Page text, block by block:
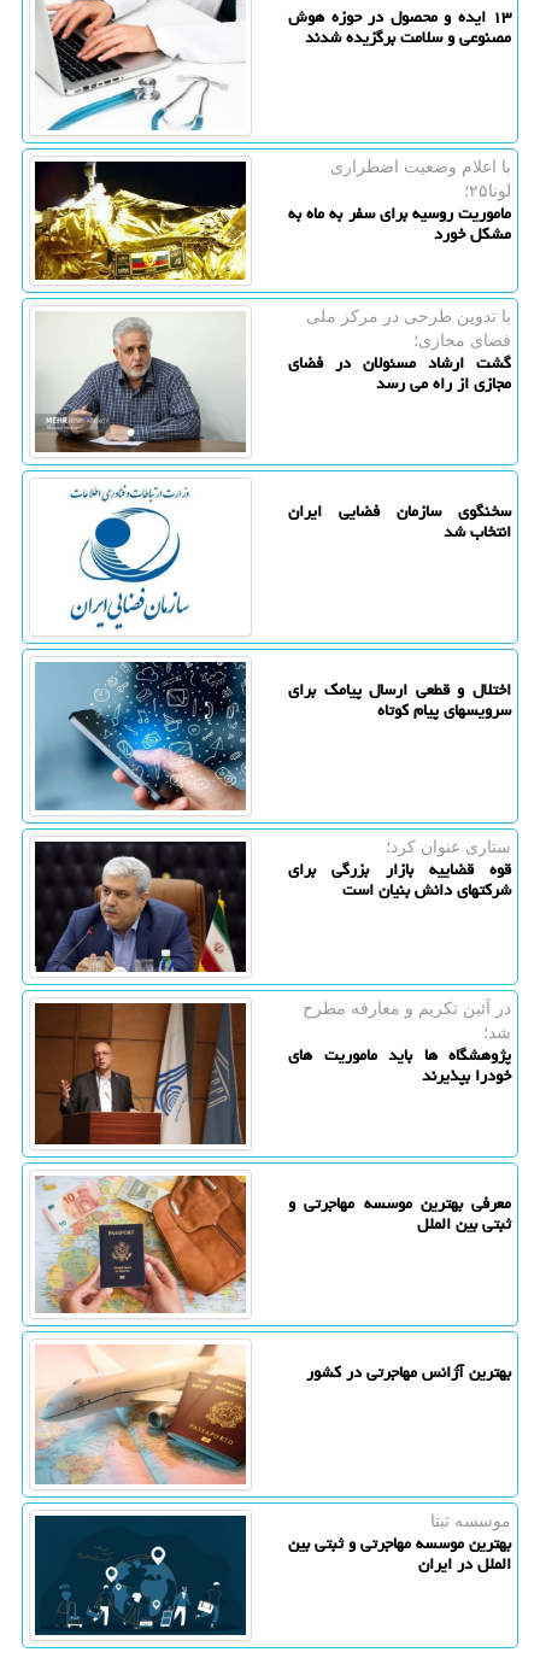
۱۳ ایده و محصول در حوزه هوش
مصنوعی و سلامت برگزیده شدند
با اعلام وضعیت اضطراری
لونا۲۵؛
ماموریت روسیه برای سفر به ماه به
مشکل خورد
با تدوین طرحی در مركز ملی
فضای مجازی؛
گشت ارشاد مسئولان در فضای
مجازی از راه می رسد
سخنگوی سازمان فضایی ایران
انتخاب شد
اختلال و قطعی ارسال پیامک برای
سرویسهای پیام کوتاه
ستاری عنوان كرد؛
قوه قضاییه بازار بزرگی برای
شرکتهای دانش بنیان است
در آئین تكریم و معارفه مطرح
شد؛
پژوهشگاه ها باید ماموریت های
خودرا بپذیرند
معرفی بهترین موسسه مهاجرتی و
ثبتی بین الملل
بهترین آژانس مهاجرتی در کشور
موسسه ثبتا
بهترین موسسه مهاجرتی و ثبتی بین
الملل در ایران